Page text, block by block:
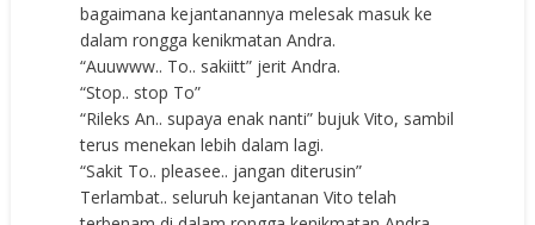
bagaimana kejantanannya melesak masuk ke
dalam rongga kenikmatan Andra.
“Auuwww.. To.. sakiitt” jerit Andra.
“Stop.. stop To”
“Rileks An.. supaya enak nanti” bujuk Vito, sambil
terus menekan lebih dalam lagi.
“Sakit To.. pleasee.. jangan diterusin”
Terlambat.. seluruh kejantanan Vito telah